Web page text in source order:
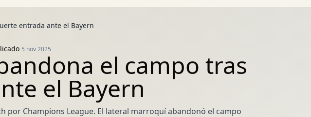
entrada ante el Bayern
5 nov 2025
el campo tras
el Bayern
por Champions League. El lateral marroquí abandonó el campo